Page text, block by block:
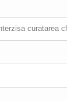
curatarea